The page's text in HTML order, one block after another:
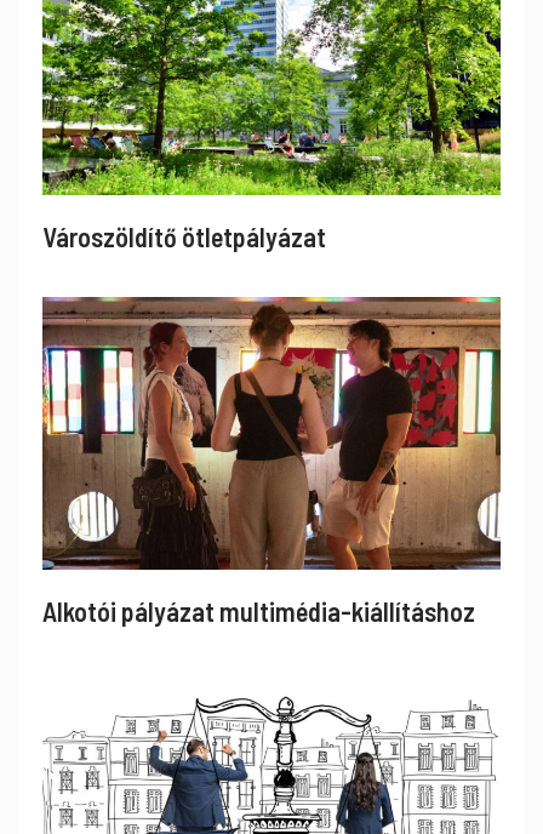
Városzöldítő ötletpályázat
Alkotói pályázat multimédia-kiállításhoz